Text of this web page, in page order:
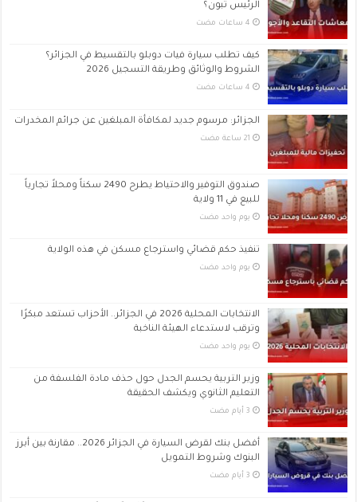
الرئيس تبون؟
كيف تطلب سيارة فيات دوبلو بالتقسيط في الجزائر؟
الشروط والوثائق وطريقة التسجيل 2026
الجزائر: مرسوم جديد لمكافأة المبلغين عن جرائم المخدرات
صندوق التوفير والاحتياط يطرح 2490 سكناً ومحلاً تجارياً
للبيع في 11 ولاية
‏يوم واحد مضت
تنفيذ حكم قضائي واسترجاع مسكن في هذه الولاية
‏يوم واحد مضت
الانتخابات المحلية 2026 في الجزائر.. الأحزاب تستعد مبكرًا
وترقب لاستدعاء الهيئة الناخبة
‏يوم واحد مضت
وزير التربية يحسم الجدل حول حذف مادة الفلسفة من
التعليم الثانوي ويكشف الحقيقة
أفضل بنك لقرض السيارة في الجزائر 2026.. مقارنة بين أبرز
البنوك وشروط التمويل